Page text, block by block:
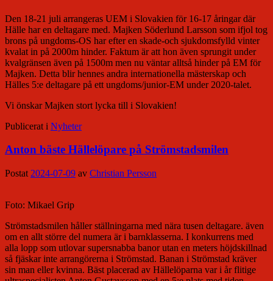
Den 18-21 juli arrangeras UEM i Slovakien för 16-17 åringar där
Hälle har en deltagare med. Majken Söderlund Larsson som ifjol tog
brons på ungdoms-OS har efter en skade-och sjukdomsfylld vinter
kvalat in på 2000m hinder. Faktum är att hon även sprungit under
kvalgränsen även på 1500m men nu väntar alltså hinder på EM för
Majken. Detta blir hennes andra internationella mästerskap och
Hälles 5:e deltagare på ett ungdoms/junior-EM under 2020-talet.
Vi önskar Majken stort lycka till i Slovakien!
Publicerat i Nyheter
Anton bäste Hällelöpare på Strömstadsmilen
Postat 2024-07-09 av Christian Persson
Foto: Mikael Grip
Strömstadsmilen håller ställningarna med nära tusen deltagare. även
om en allt större del numera är i barnklasserna. I konkurrens med
alla lopp som utlovar supersnabba banor utan en meters höjdskillnad
så fjäskar inte arrangörerna i Strömstad. Banan i Strömstad kräver
sin man eller kvinna. Bäst placerad av Hällelöparna var i år flitige